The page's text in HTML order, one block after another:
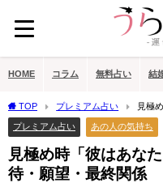
HOME コラム 無料占い 結
TOP プレミアム占い
見極
望・最終関係
プレミアム占い あの人の気持ち
見極め時「彼はあな
待・願望・最終関係